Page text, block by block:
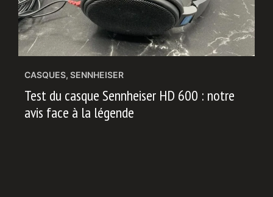
CASQUES, SENNHEISER
Test du casque Sennheiser HD 600 : notre
avis face à la légende